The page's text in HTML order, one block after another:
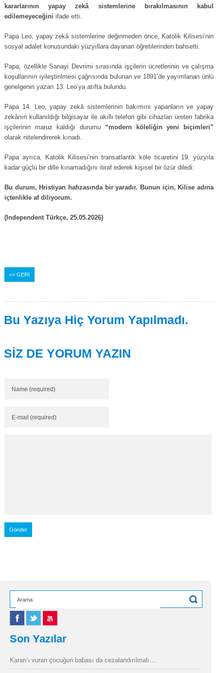
kararlarının yapay zekâ sistemlerine bırakılmasının kabul
edilemeyeceğini ifade etti.
Papa Leo, yapay zekâ sistemlerine değinmeden önce, Katolik Kilisesi’nin
sosyal adalet konusundaki yüzyıllara dayanan öğretilerinden bahsetti.
Papa, özellikle Sanayi Devrimi sırasında işçilerin ücretlerinin ve çalışma
koşullarının iyileştirilmesi çağrısında bulunan ve 1891’de yayımlanan ünlü
genelgenin yazarı 13. Leo’ya atıfta bulundu.
Papa 14. Leo, yapay zekâ sistemlerinin bakımını yapanların ve yapay
zekânın kullanıldığı bilgisayar ile akıllı telefon gibi cihazları üreten fabrika
işçilerinin maruz kaldığı durumu “modern köleliğin yeni biçimleri”
olarak nitelendirerek kınadı.
Papa ayrıca, Katolik Kilisesi’nin transatlantik köle ticaretini 19. yüzyıla
kadar güçlü bir dille kınamadığını itiraf ederek kişisel bir özür diledi:
Bu durum, Hristiyan hafızasında bir yaradır. Bunun için, Kilise adına
içtenlikle af diliyorum.
(Independent Türkçe, 25.05.2026)
<< GERİ
Bu Yazıya Hiç Yorum Yapılmadı.
SİZ DE YORUM YAZIN
Son Yazılar
Karan’ı vuran çocuğun babası da cezalandırılmalı…